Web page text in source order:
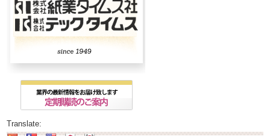
Translate: